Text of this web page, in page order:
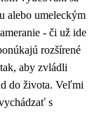
alebo umeleckým
- či už ide
rozšírené
aby zvládli
do života. Veľmi
s